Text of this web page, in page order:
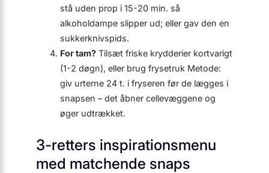
stå uden prop i 15-20 min. så
alkoholdampe slipper ud; eller gav den en
sukkerknivspids.
For tam? Tilsæt friske krydderier kortvarigt
(1-2 døgn), eller brug frysetruk Metode:
giv urterne 24 t. i fryseren før de lægges i
snapsen – det åbner cellevæggene og
øger udtrækket.
3-retters inspirationsmenu
med matchende snaps